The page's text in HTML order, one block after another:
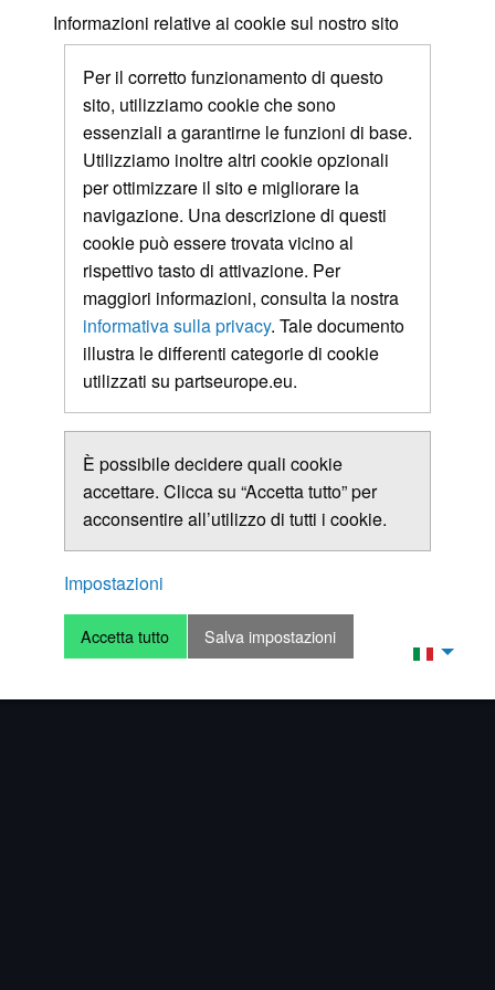
Informazioni relative ai cookie sul nostro sito
Per il corretto funzionamento di questo
sito, utilizziamo cookie che sono
essenziali a garantirne le funzioni di base.
Utilizziamo inoltre altri cookie opzionali
per ottimizzare il sito e migliorare la
navigazione. Una descrizione di questi
cookie può essere trovata vicino al
rispettivo tasto di attivazione. Per
maggiori informazioni, consulta la nostra
informativa sulla privacy. Tale documento
illustra le differenti categorie di cookie
utilizzati su partseurope.eu.
È possibile decidere quali cookie
accettare. Clicca su “Accetta tutto” per
acconsentire all’utilizzo di tutti i cookie.
Impostazioni
Accetta tutto Salva impostazioni